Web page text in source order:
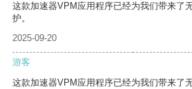
这款加速器VPM应用程序已经为我们带来了
护。
2025-09-20
游客
这款加速器VPM应用程序已经为我们带来了